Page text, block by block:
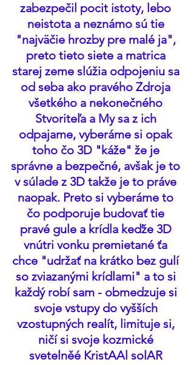
zabezpečil pocit istoty, lebo
neistota a neznámo sú tie
"najväčie hrozby pre malé ja",
preto tieto siete a matrica
starej zeme slúžia odpojeniu sa
od seba ako pravého Zdroja
všetkého a nekonečného
Stvoriteľa a My sa z ich
odpajame, vyberáme si opak
toho čo 3D "káže" že je
správne a bezpečné, avšak je to
v súlade z 3D takže je to práve
naopak. Preto si vyberáme to
čo podporuje budovať tie
pravé gule a krídla keďže 3D
vnútri vonku premietané ťa
chce "udržať na krátko bez gulí
so zviazanými krídlami" a to si
každý robí sam - obmedzuje si
svoje vstupy do vyšších
vzostupných realít, limituje si,
ničí si svoje kozmické
svetelněé KristAAl solAR